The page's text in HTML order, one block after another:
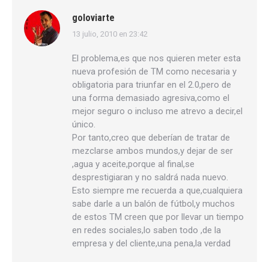
goloviarte
dice:
13 julio, 2010 en 23:42
El problema,es que nos quieren meter esta
nueva profesión de TM como necesaria y
obligatoria para triunfar en el 2.0,pero de
una forma demasiado agresiva,como el
mejor seguro o incluso me atrevo a decir,el
único.
Por tanto,creo que deberían de tratar de
mezclarse ambos mundos,y dejar de ser
,agua y aceite,porque al final,se
desprestigiaran y no saldrá nada nuevo.
Esto siempre me recuerda a que,cualquiera
sabe darle a un balón de fútbol,y muchos
de estos TM creen que por llevar un tiempo
en redes sociales,lo saben todo ,de la
empresa y del cliente,una pena,la verdad